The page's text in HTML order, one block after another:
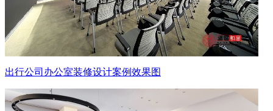
出行公司办公室装修设计案例效果图